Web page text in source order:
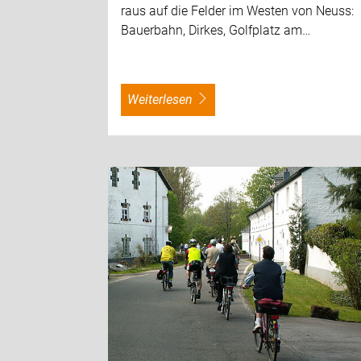
raus auf die Felder im Westen von Neuss:
Bauerbahn, Dirkes, Golfplatz am…
weiterlesen